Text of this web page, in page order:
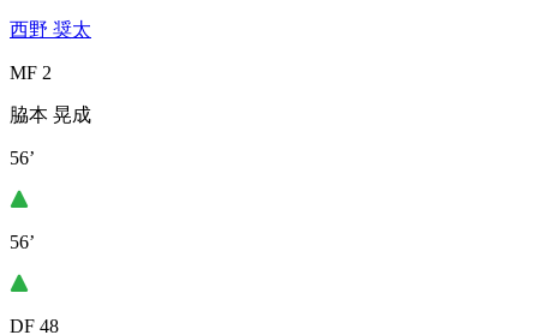
西野 奨太
MF 2
脇本 晃成
56’
56’
DF 48